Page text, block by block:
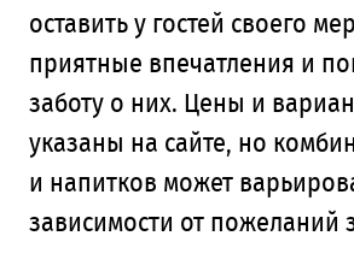
оставить у гостей своего
приятные впечатления и
заботу о них. Цены и
указаны на сайте, но
и напитков может
зависимости от пожеланий